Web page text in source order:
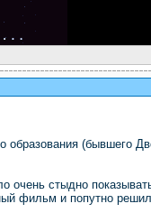
образования (бывшего
стыдно
фильм и попутно